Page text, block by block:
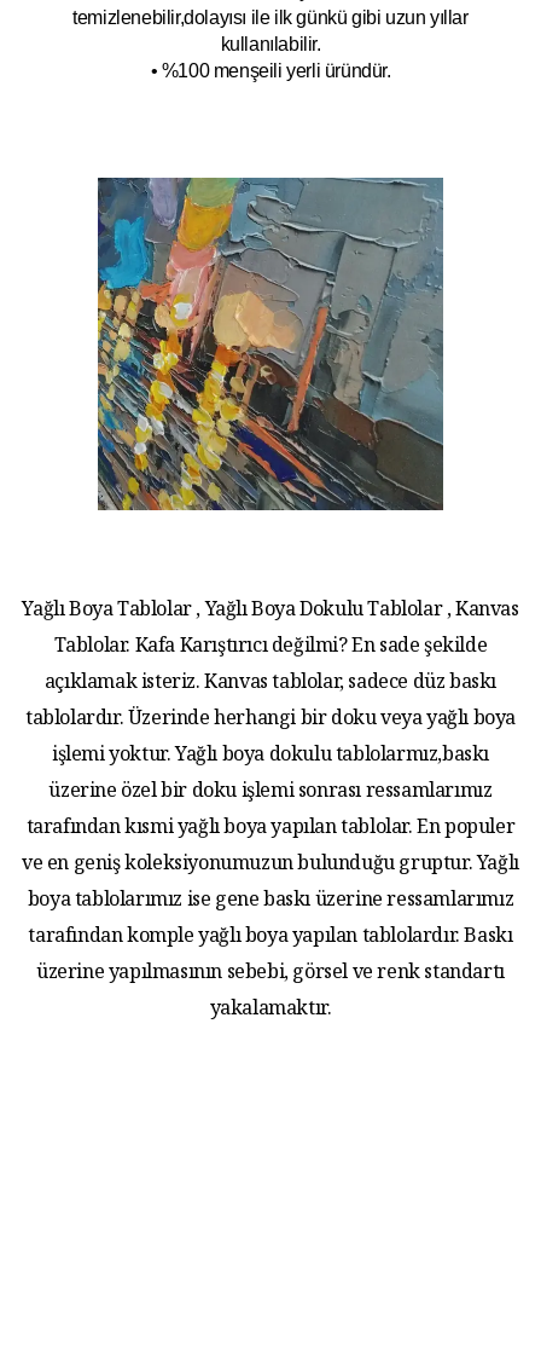
temizlenebilir,dolayısı ile ilkgünkü gibi uzun yıllar
kullanılabilir.
• %100 menşeili yerli üründür.
Yağlı Boya Tablolar , Yağlı Boya Dokulu Tablolar , Kanvas
Tablolar. Kafa Karıştırıcı değilmi? En sade şekilde
açıklamak isteriz. Kanvas tablolar, sadece düz baskı
tablolardır. Üzerinde herhangi bir doku veya yağlı boya
işlemi yoktur. Yağlı boya dokulu tablolarmız,baskı
üzerine özel bir doku işlemi sonrası ressamlarımız
tarafından kısmi yağlı boya yapılan tablolar. En populer
ve en geniş koleksiyonumuzun bulunduğu gruptur. Yağlı
boya tablolarımız ise gene baskı üzerine ressamlarımız
tarafından komple yağlı boya yapılan tablolardır. Baskı
üzerine yapılmasının sebebi, görsel ve renk standartı
yakalamaktır.